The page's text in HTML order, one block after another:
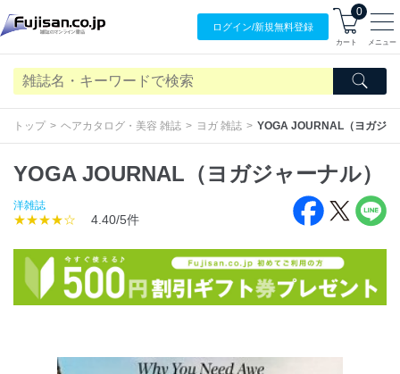
ログイン/新規無料登録
0
カート メニュー
トップ ヘアカタログ・美容 雑誌 ヨガ 雑誌 YOGA JOURNAL（ヨガジャ
YOGA JOURNAL（ヨガジャーナル）
洋雑誌
★★★★☆ 4.40/5件